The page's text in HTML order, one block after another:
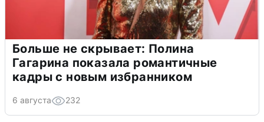
Больше не скрывает: Полина
Гагарина показала романтичные
кадры с новым избранником
6 августа 232